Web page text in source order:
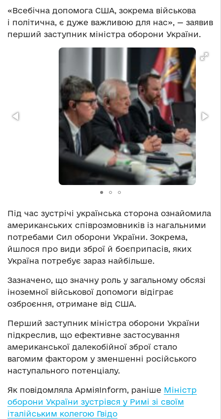
«Всебічна допомога США, зокрема військова
і політична, є дуже важливою для нас», — заявив
перший заступник міністра оборони України.
Під час зустрічі українська сторона ознайомила
американських співрозмовників із нагальними
потребами Сил оборони України. Зокрема,
йшлося про види зброї й боєприпасів, яких
Україна потребує зараз найбільше.
Зазначено, що значну роль у загальному обсязі
іноземної військової допомоги відіграє
озброєння, отримане від США.
Перший заступник міністра оборони України
підкреслив, що ефективне застосування
американської далекобійної зброї стало
вагомим фактором у зменшенні російського
наступального потенціалу.
Як повідомляла АрміяInform, раніше Міністр
оборони України зустрівся у Римі зі своїм
італійським колегою Гвідо